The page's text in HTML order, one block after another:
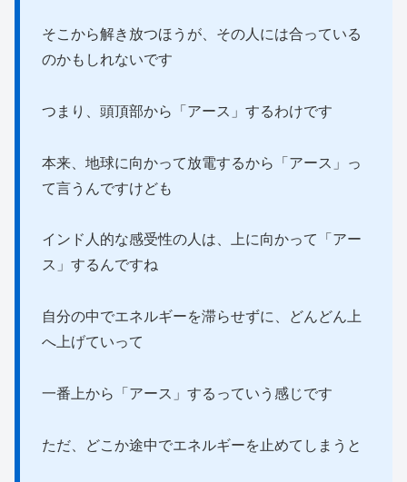
そこから解き放つほうが、その人には合っている
のかもしれないです
つまり、頭頂部から「アース」するわけです
本来、地球に向かって放電するから「アース」っ
て言うんですけども
インド人的な感受性の人は、上に向かって「アー
ス」するんですね
自分の中でエネルギーを滞らせずに、どんどん上
へ上げていって
一番上から「アース」するっていう感じです
ただ、どこか途中でエネルギーを止めてしまうと